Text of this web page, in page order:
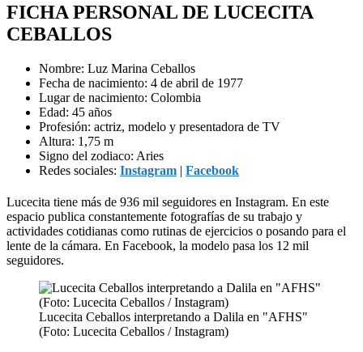
FICHA PERSONAL DE LUCECITA
CEBALLOS
Nombre: Luz Marina Ceballos
Fecha de nacimiento: 4 de abril de 1977
Lugar de nacimiento: Colombia
Edad: 45 años
Profesión: actriz, modelo y presentadora de TV
Altura: 1,75 m
Signo del zodiaco: Aries
Redes sociales: Instagram | Facebook
Lucecita tiene más de 936 mil seguidores en Instagram. En este
espacio publica constantemente fotografías de su trabajo y
actividades cotidianas como rutinas de ejercicios o posando para el
lente de la cámara. En Facebook, la modelo pasa los 12 mil
seguidores.
Lucecita Ceballos interpretando a Dalila en "AFHS"
(Foto: Lucecita Ceballos / Instagram)